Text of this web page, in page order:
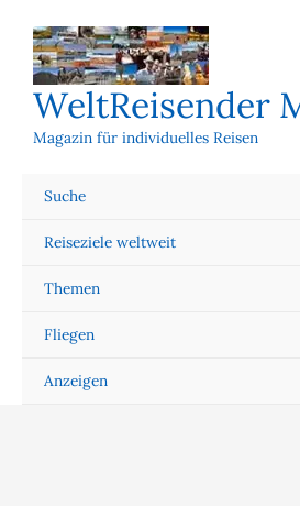
Inhalt
springen
WeltReisender
Magazin für individuelles Reisen
Suche
Reiseziele weltweit
Themen
Fliegen
Anzeigen